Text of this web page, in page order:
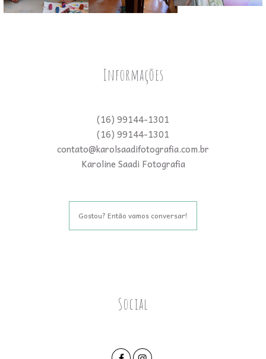
Informações
(16) 99144-1301
(16) 99144-1301
contato@karolsaadifotografia.com.br
Karoline Saadi Fotografia
Gostou? Então vamos conversar!
Social